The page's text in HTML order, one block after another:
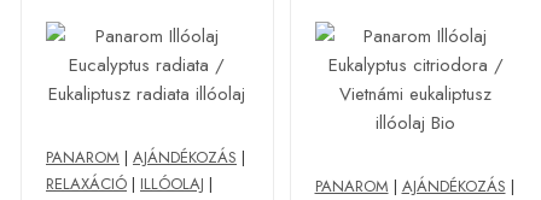
PANAROM | AJÁNDÉKOZÁS |
RELAXÁCIÓ | ILLÓOLAJ | PANAROM | AJÁNDÉKOZÁS |